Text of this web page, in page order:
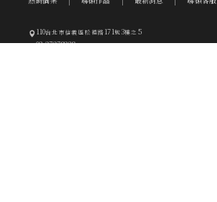
110台北市信義區松德路 171號 3樓之 5
02-27278228